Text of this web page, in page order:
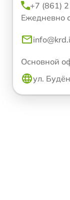
+7 (861)
Ежедневно
Основной
ул.